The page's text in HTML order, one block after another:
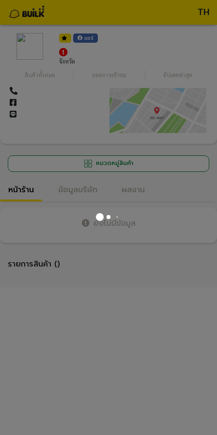
TH
แชร์
จังหวัด
สินค้าทั้งหมด
ยอดการเข้าชม อัปเดตล่าสุด
หมวดหมู่สินค้า
หน้าร้าน ข้อมูลบริษัท ผลงาน
ยังไม่มีข้อมูล
รายการสินค้า ()